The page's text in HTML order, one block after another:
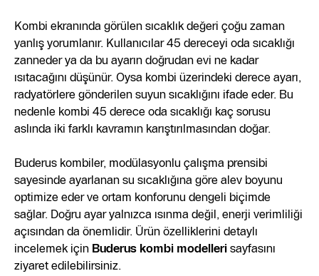
Kombi ekranında görülen sıcaklık değeri çoğu zaman
yanlış yorumlanır. Kullanıcılar 45 dereceyi oda sıcaklığı
zanneder ya da bu ayarın doğrudan evi ne kadar
ısıtacağını düşünür. Oysa kombi üzerindeki derece ayarı,
radyatörlere gönderilen suyun sıcaklığını ifade eder. Bu
nedenle kombi 45 derece oda sıcaklığı kaç sorusu
aslında iki farklı kavramın karıştırılmasından doğar.
Buderus kombiler, modülasyonlu çalışma prensibi
sayesinde ayarlanan su sıcaklığına göre alev boyunu
optimize eder ve ortam konforunu dengeli biçimde
sağlar. Doğru ayar yalnızca ısınma değil, enerji verimliliği
açısından da önemlidir. Ürün özelliklerini detaylı
incelemek için Buderus kombi modelleri sayfasını
ziyaret edilebilirsiniz.